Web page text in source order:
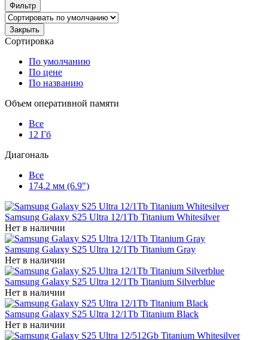
Фильтр
Закрыть
Сортировка
По умолчанию
По цене
По названию
Объем оперативной памяти
Все
12 Гб
Диагональ
Все
174.2 мм (6.9")
Samsung Galaxy S25 Ultra 12/1Tb Titanium Whitesilver
Нет в наличии
Samsung Galaxy S25 Ultra 12/1Tb Titanium Gray
Нет в наличии
Samsung Galaxy S25 Ultra 12/1Tb Titanium Silverblue
Нет в наличии
Samsung Galaxy S25 Ultra 12/1Tb Titanium Black
Нет в наличии